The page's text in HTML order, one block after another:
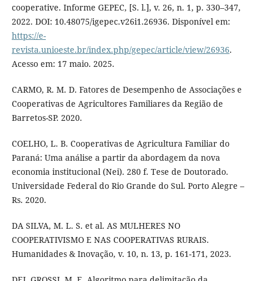
cooperative. Informe GEPEC, [S. l.], v. 26, n. 1, p. 330–347,
2022. DOI: 10.48075/igepec.v26i1.26936. Disponível em:
https://e-
revista.unioeste.br/index.php/gepec/article/view/26936.
Acesso em: 17 maio. 2025.
CARMO, R. M. D. Fatores de Desempenho de Associações e
Cooperativas de Agricultores Familiares da Região de
Barretos-SP. 2020.
COELHO, L. B. Cooperativas de Agricultura Familiar do
Paraná: Uma análise a partir da abordagem da nova
economia institucional (Nei). 280 f. Tese de Doutorado.
Universidade Federal do Rio Grande do Sul. Porto Alegre –
Rs. 2020.
DA SILVA, M. L. S. et al. AS MULHERES NO
COOPERATIVISMO E NAS COOPERATIVAS RURAIS.
Humanidades & Inovação, v. 10, n. 13, p. 161-171, 2023.